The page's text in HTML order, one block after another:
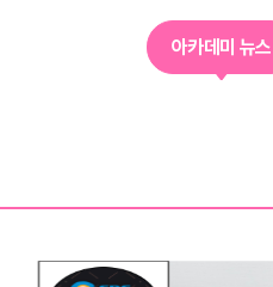
캠퍼스위치
아카데미 뉴스